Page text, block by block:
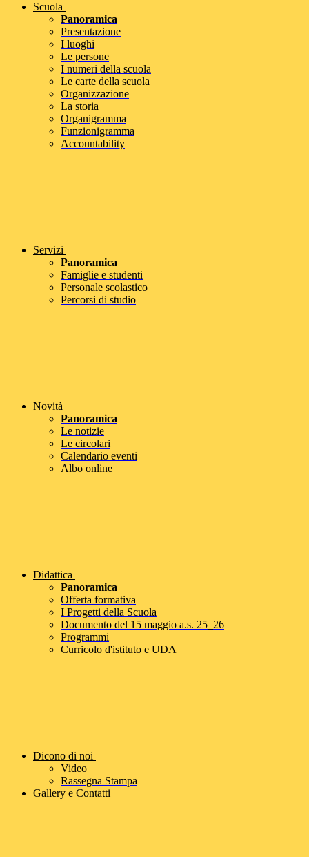
Scuola
Panoramica
Presentazione
I luoghi
Le persone
I numeri della scuola
Le carte della scuola
Organizzazione
La storia
Organigramma
Funzionigramma
Accountability
Servizi
Panoramica
Famiglie e studenti
Personale scolastico
Percorsi di studio
Novità
Panoramica
Le notizie
Le circolari
Calendario eventi
Albo online
Didattica
Panoramica
Offerta formativa
I Progetti della Scuola
Documento del 15 maggio a.s. 25_26
Programmi
Curricolo d'istituto e UDA
Dicono di noi
Video
Rassegna Stampa
Gallery e Contatti